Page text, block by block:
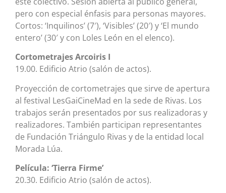
pero con especial énfasis para personas mayores.
Cortos: ‘Inquilinos’ (7′), ‘Visibles’ (20′) y ‘El mundo
entero’ (30′ y con Loles León en el elenco).
Cortometrajes Arcoiris I
19.00. Edificio Atrio (salón de actos).
Proyección de cortometrajes que sirve de apertura
al festival LesGaiCineMad en la sede de Rivas. Los
trabajos serán presentados por sus realizadoras y
realizadores. También participan representantes
de Fundación Triángulo Rivas y de la entidad local
Morada Lúa.
Película: ‘Tierra Firme’
20.30. Edificio Atrio (salón de actos).